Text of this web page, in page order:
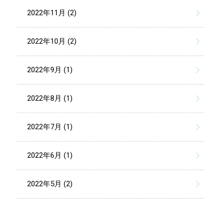
2022年11月 (2)
2022年10月 (2)
2022年9月 (1)
2022年8月 (1)
2022年7月 (1)
2022年6月 (1)
2022年5月 (2)